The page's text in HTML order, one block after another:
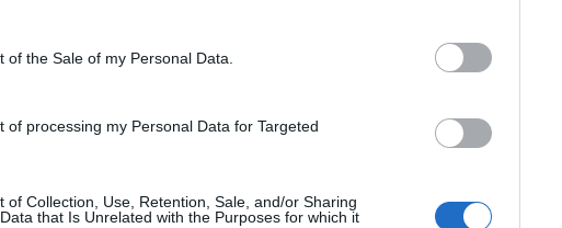
of the Sale of my Personal Data.
of processing my Personal Data for Targeted
of Collection, Use, Retention, Sale, and/or Sharing
that Is Unrelated with the Purposes for which it